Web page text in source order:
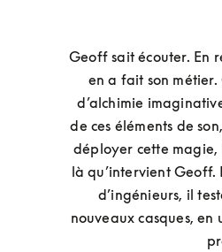
Geoff sait écouter. En
en a fait son
d’alchimie
de ces éléments de
déployer cette magie,
là qu’intervient Geoff.
d’ingénieurs, il
nouveaux casques,